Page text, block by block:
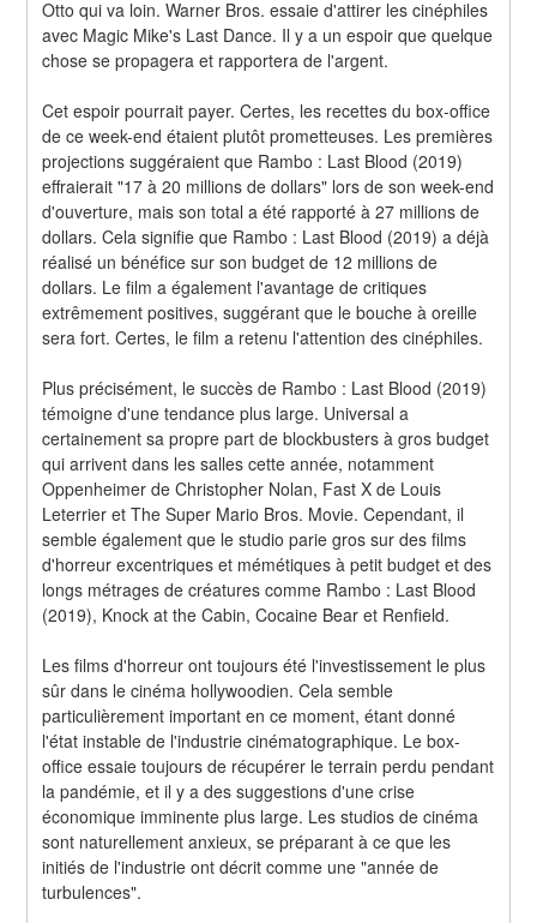
Otto qui va loin. Warner Bros. essaie d'attirer les cinéphiles
avec Magic Mike's Last Dance. Il y a un espoir que quelque
chose se propagera et rapportera de l'argent.
Cet espoir pourrait payer. Certes, les recettes du box-office
de ce week-end étaient plutôt prometteuses. Les premières
projections suggéraient que Rambo : Last Blood (2019)
effraierait "17 à 20 millions de dollars" lors de son week-end
d'ouverture, mais son total a été rapporté à 27 millions de
dollars. Cela signifie que Rambo : Last Blood (2019) a déjà
réalisé un bénéfice sur son budget de 12 millions de
dollars. Le film a également l'avantage de critiques
extrêmement positives, suggérant que le bouche à oreille
sera fort. Certes, le film a retenu l'attention des cinéphiles.
Plus précisément, le succès de Rambo : Last Blood (2019)
témoigne d'une tendance plus large. Universal a
certainement sa propre part de blockbusters à gros budget
qui arrivent dans les salles cette année, notamment
Oppenheimer de Christopher Nolan, Fast X de Louis
Leterrier et The Super Mario Bros. Movie. Cependant, il
semble également que le studio parie gros sur des films
d'horreur excentriques et mémétiques à petit budget et des
longs métrages de créatures comme Rambo : Last Blood
(2019), Knock at the Cabin, Cocaine Bear et Renfield.
Les films d'horreur ont toujours été l'investissement le plus
sûr dans le cinéma hollywoodien. Cela semble
particulièrement important en ce moment, étant donné
l'état instable de l'industrie cinématographique. Le box-
office essaie toujours de récupérer le terrain perdu pendant
la pandémie, et il y a des suggestions d'une crise
économique imminente plus large. Les studios de cinéma
sont naturellement anxieux, se préparant à ce que les
initiés de l'industrie ont décrit comme une "année de
turbulences".